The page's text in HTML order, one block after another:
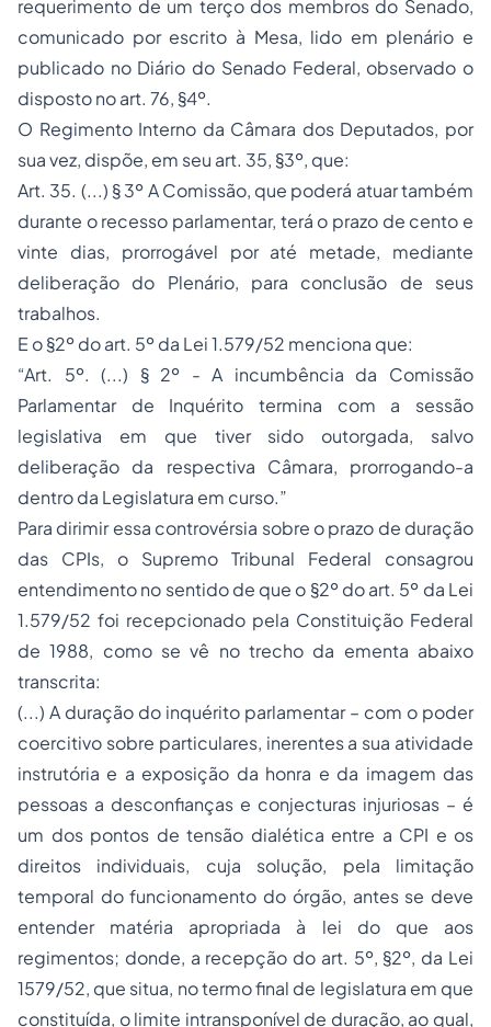
requerimento de um terço dos membros do Senado,
comunicado por escrito à Mesa, lido em plenário e
publicado no Diário do Senado Federal, observado o
disposto no art. 76, §4º.
O Regimento Interno da Câmara dos Deputados, por
sua vez, dispõe, em seu art. 35, §3º, que:
Art. 35. (...) § 3º A Comissão, que poderá atuar também
durante o recesso parlamentar, terá o prazo de cento e
vinte dias, prorrogável por até metade, mediante
deliberação do Plenário, para conclusão de seus
trabalhos.
E o §2º do art. 5º da Lei 1.579/52 menciona que:
“Art. 5º. (...) § 2º - A incumbência da Comissão
Parlamentar de Inquérito termina com a sessão
legislativa em que tiver sido outorgada, salvo
deliberação da respectiva Câmara, prorrogando-a
dentro da Legislatura em curso.”
Para dirimir essa controvérsia sobre o prazo de duração
das CPIs, o Supremo Tribunal Federal consagrou
entendimento no sentido de que o §2º do art. 5º da Lei
1.579/52 foi recepcionado pela Constituição Federal
de 1988, como se vê no trecho da ementa abaixo
transcrita:
(...) A duração do inquérito parlamentar – com o poder
coercitivo sobre particulares, inerentes a sua atividade
instrutória e a exposição da honra e da imagem das
pessoas a desconfianças e conjecturas injuriosas – é
um dos pontos de tensão dialética entre a CPI e os
direitos individuais, cuja solução, pela limitação
temporal do funcionamento do órgão, antes se deve
entender matéria apropriada à lei do que aos
regimentos; donde, a recepção do art. 5º, §2º, da Lei
1579/52, que situa, no termo final de legislatura em que
constituída, o limite intransponível de duração, ao qual,